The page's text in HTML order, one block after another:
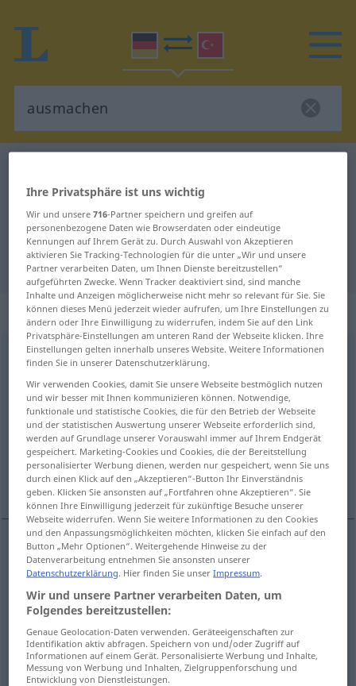
Deutsch-Türkisch Übersetzung für
"ausmachen"
"ausmachen" Türkisch Übersetzung
„ausmachen“: transitives Verb
ausmachenv/t <-ge-;h.>
Übersicht aller Übersetzungen
(Für mehr Details die Übersetzung anklicken/antippen)
söndürmek, kapatmak kararlaştırmak
Weitere Beispiele...
söndürmek ausmachenLicht, Zigarette
kapatmak ausmachen Radio
kararlaştırmak ausmachen Termin
Ihre Privatsphäre ist uns wichtig
Wir und unsere716-Partner speichern und greifen auf
personenbezogene Daten wie Browserdaten oder eindeutige
Kennungen auf Ihrem Gerät zu. Durch Auswahl von Akzeptieren
aktivieren Sie Tracking-Technologien für die unter „Wir und unsere
Partner verarbeiten Daten, um Ihnen Dienste bereitzustellen“
aufgeführten Zwecke. Wenn Tracker deaktiviert sind, sind manche
Inhalte und Anzeigen möglicherweise nicht mehr so relevant für Sie. Sie
können dieses Menü jederzeit wieder aufrufen, um Ihre Einstellungen zu
ändern oder Ihre Einwilligung zu widerrufen, indem Sie auf den Link
Privatsphäre-Einstellungen am unteren Rand der Webseite klicken. Ihre
Einstellungen gelten innerhalb unseres Website. Weitere Informationen
finden Sie in unserer Datenschutzerklärung.
Wir verwenden Cookies, damit Sie unsere Webseite bestmöglich nutzen
und wir besser mit Ihnen kommunizieren können. Notwendige,
funktionale und statistische Cookies, die für den Betrieb der Webseite
und der statistischen Auswertung unserer Webseite erforderlich sind,
werden auf Grundlage unserer Vorauswahl immer auf Ihrem Endgerät
gespeichert. Marketing-Cookies und Cookies, die der Bereitstellung
personalisierter Werbung dienen, werden nur gespeichert, wenn Sie uns
durch einen Klick auf den „Akzeptieren“-Button Ihr Einverständnis
geben. Klicken Sie ansonsten auf „Fortfahren ohne Akzeptieren“. Sie
können Ihre Einwilligung jederzeit für zukünftige Besuche unserer
Webseite widerrufen. Wenn Sie weitere Informationen zu den Cookies
und den Anpassungsmöglichkeiten möchten, klicken Sie einfach auf den
Button „Mehr Optionen“. Weitergehende Hinweise zu der
Datenverarbeitung entnehmen Sie ansonsten unserer
Datenschutzerklärung. Hier finden Sie unserImpressum.
Wir und unsere Partner verarbeiten Daten, um
Folgendes bereitzustellen:
Genaue Geolocation-Daten verwenden. Geräteeigenschaften zur
Identifikation aktiv abfragen. Speichern von und/oder Zugriff auf
Informationen auf einem Gerät. Personalisierte Werbung und Inhalte,
Messung von Werbung und Inhalten, Zielgruppenforschung und
Entwicklung von Dienstleistungen.